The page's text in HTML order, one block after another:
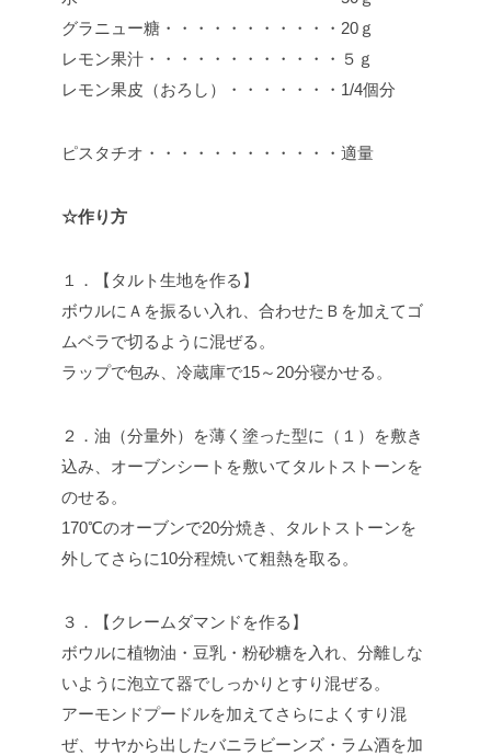
グラニュー糖・・・・・・・・・・・20ｇ
レモン果汁・・・・・・・・・・・・５ｇ
レモン果皮（おろし）・・・・・・・1/4個分
ピスタチオ・・・・・・・・・・・・適量
☆作り方
１．【タルト生地を作る】
ボウルにＡを振るい入れ、合わせたＢを加えてゴ
ムベラで切るように混ぜる。
ラップで包み、冷蔵庫で15～20分寝かせる。
２．油（分量外）を薄く塗った型に（１）を敷き
込み、オーブンシートを敷いてタルトストーンを
のせる。
170℃のオーブンで20分焼き、タルトストーンを
外してさらに10分程焼いて粗熱を取る。
３．【クレームダマンドを作る】
ボウルに植物油・豆乳・粉砂糖を入れ、分離しな
いように泡立て器でしっかりとすり混ぜる。
アーモンドプードルを加えてさらによくすり混
ぜ、サヤから出したバニラビーンズ・ラム酒を加